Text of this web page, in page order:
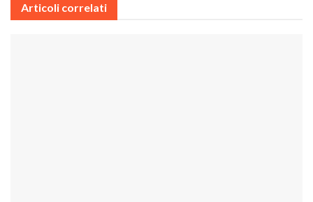
Articoli correlati